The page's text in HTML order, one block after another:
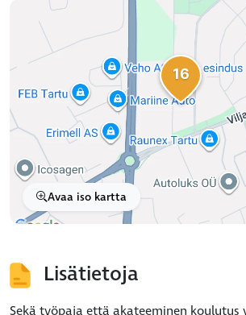
16
Avaa iso kartta
Lisätietoja
Sekä työpaja että akateeminen koulutus